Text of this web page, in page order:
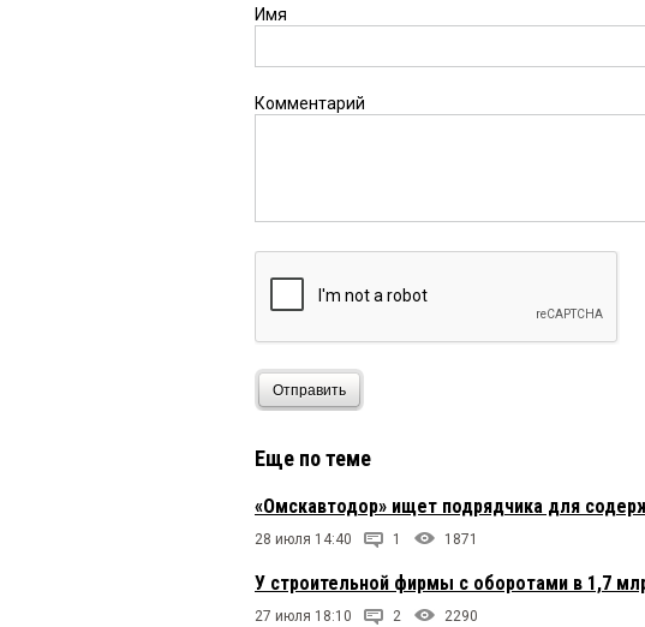
Имя
Комментарий
Отправить
Еще по теме
«Омскавтодор» ищет подрядчика для
28 июля 14:40 1 1871
У строительной фирмы с оборотами в 1,7
27 июля 18:10 2 2290